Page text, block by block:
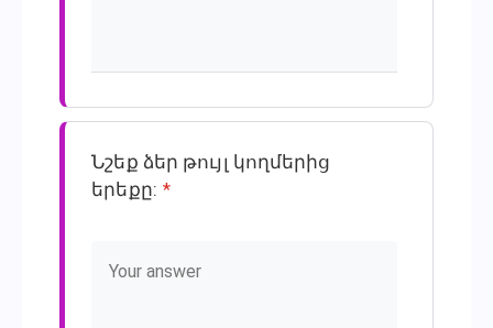
Նշեք ձեր թույլ կողմերից
երեքը: *